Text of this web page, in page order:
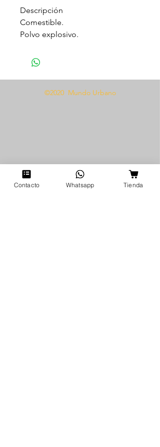
Descripción
Comestible.
Polvo explosivo.
Variedad de sabores.
Modo de uso
sabor mientras exploras el placer
oral con sabores de manzana,
fresa o cereza.
©2020 Mundo Urbano
Contacto Whatsapp Tienda